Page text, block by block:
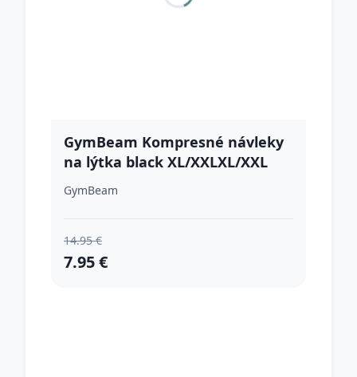
GymBeam Kompresné návleky
na lýtka black XL/XXLXL/XXL
GymBeam
14.95 €
7.95 €